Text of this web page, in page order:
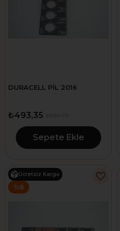
DURACELL PİL 2016
₺493,35
Sepete Ekle
Ücretsiz Kargo
%8